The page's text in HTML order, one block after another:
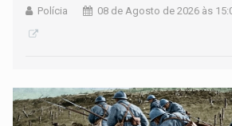
Polícia 08 de Agosto de 2026 às